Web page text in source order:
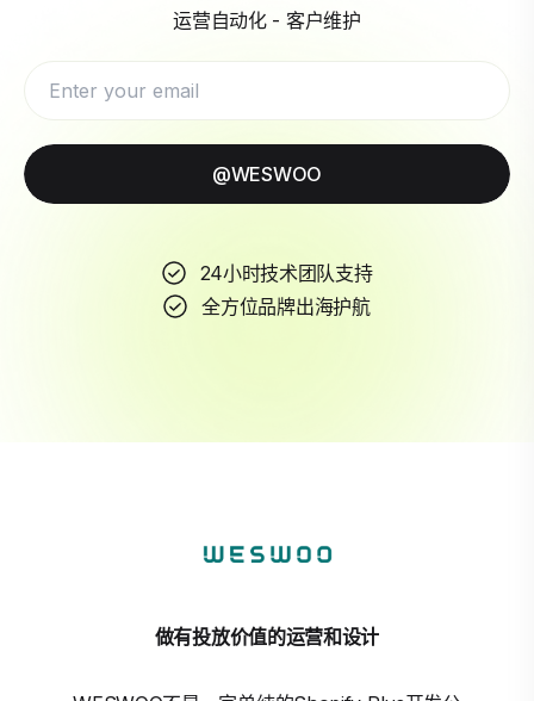
运营自动化 - 客户维护
@WESWOO
24小时技术团队支持
全方位品牌出海护航
做有投放价值的运营和设计